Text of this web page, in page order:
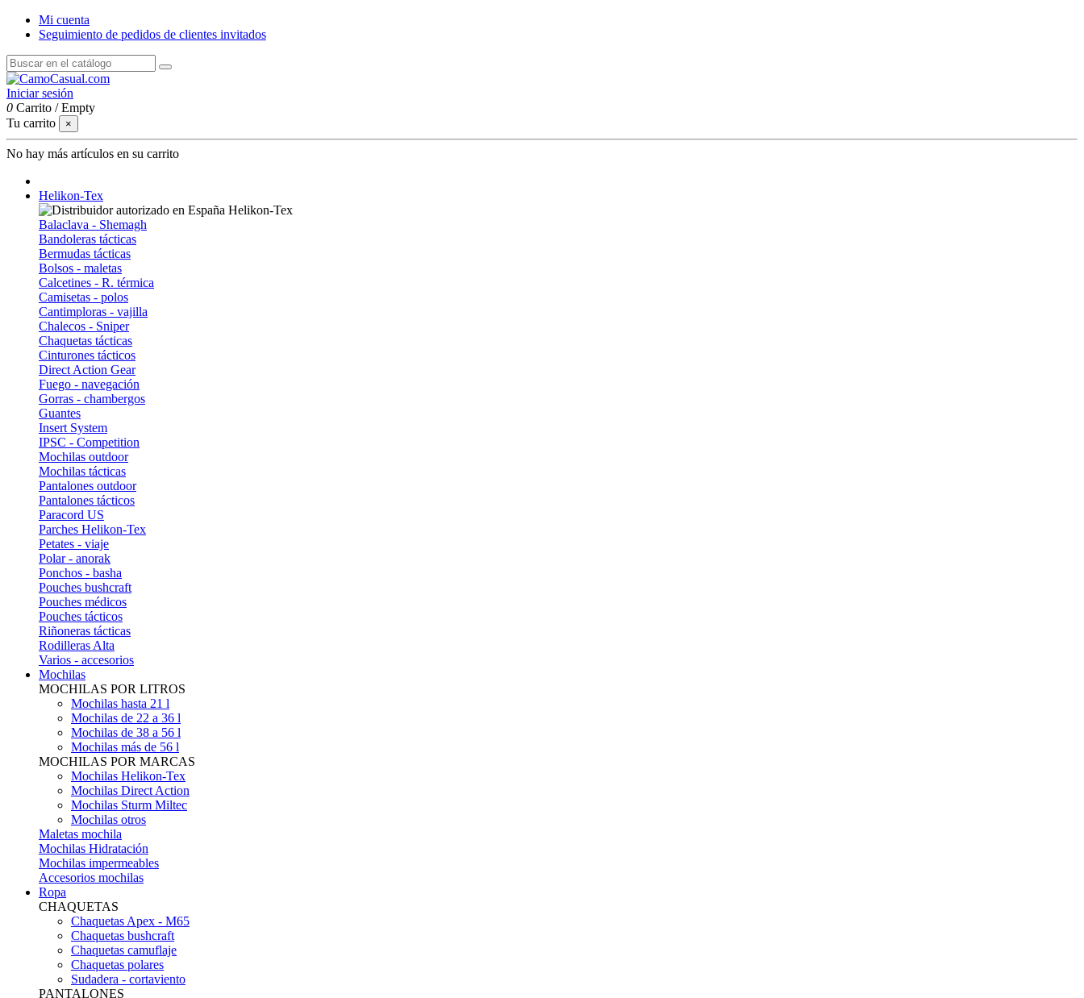
Mi cuenta
Seguimiento de pedidos de clientes invitados
Iniciar sesión
0 Carrito /Empty
Tu carrito
×
No hay más artículos en su carrito
Helikon-Tex
Balaclava - Shemagh
Bandoleras tácticas
Bermudas tácticas
Bolsos - maletas
Calcetines - R. térmica
Camisetas - polos
Cantimploras - vajilla
Chalecos - Sniper
Chaquetas tácticas
Cinturones tácticos
Direct Action Gear
Fuego - navegación
Gorras - chambergos
Guantes
Insert System
IPSC - Competition
Mochilas outdoor
Mochilas tácticas
Pantalones outdoor
Pantalones tácticos
Paracord US
Parches Helikon-Tex
Petates - viaje
Polar - anorak
Ponchos - basha
Pouches bushcraft
Pouches médicos
Pouches tácticos
Riñoneras tácticas
Rodilleras Alta
Varios - accesorios
Mochilas
MOCHILAS POR LITROS
Mochilas hasta 21 l
Mochilas de 22 a 36 l
Mochilas de 38 a 56 l
Mochilas más de 56 l
MOCHILAS POR MARCAS
Mochilas Helikon-Tex
Mochilas Direct Action
Mochilas Sturm Miltec
Mochilas otros
Maletas mochila
Mochilas Hidratación
Mochilas impermeables
Accesorios mochilas
Ropa
CHAQUETAS
Chaquetas Apex - M65
Chaquetas bushcraft
Chaquetas camuflaje
Chaquetas polares
Sudadera - cortaviento
PANTALONES